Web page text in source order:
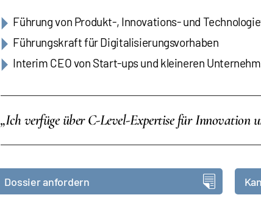
Führung von Produkt-, Innovations- und
Führungskraft für Digitalisierungsvorhaben
Interim CEO von Start-ups und kleineren
„Ich verfüge über C-Level-Expertise für Innovation
Dossier anfordern